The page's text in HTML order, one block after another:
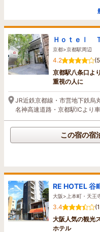
Ｈｏｔｅｌ
京都>京都駅周辺
4.2
京都駅八条口よ
重視の人に
JR近鉄京都線・市営地下鉄烏
名神高速道路・京都駅ICより
この宿の宿
RE HOTEL 谷
大阪>上本町・天王
3.4
大阪人気の観光
ホテル